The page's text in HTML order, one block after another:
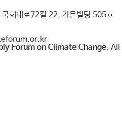
회대로72길 22, 가든빌딩 505호
Forum on Climate Change. All